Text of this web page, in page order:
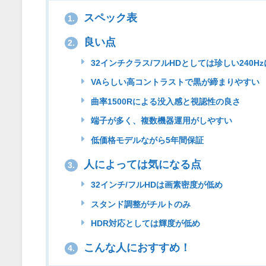
1. スペック表
2. 良い点
32インチクラス/フルHDとしては珍しい240Hz
VAらしい高コントラストで黒が締まりやすい
曲率1500Rによる没入感と視認性の良さ
端子が多く、複数機器運用がしやすい
低価格モデルながら5年間保証
3. 人によっては気になる点
32インチ/フルHDは画素密度が低め
スタンド調整がチルトのみ
HDR対応としては輝度が低め
4. こんな人におすすめ！